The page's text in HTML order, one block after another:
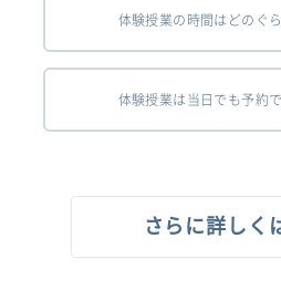
体験授業の時間はどのぐ
体験授業は当日でも予約
さらに詳しく